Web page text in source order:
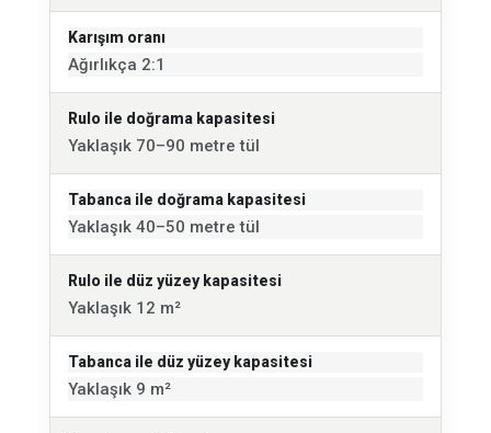
Karışım oranı
Ağırlıkça 2:1
Rulo ile doğrama kapasitesi
Yaklaşık 70–90 metre tül
Tabanca ile doğrama kapasitesi
Yaklaşık 40–50 metre tül
Rulo ile düz yüzey kapasitesi
Yaklaşık 12 m²
Tabanca ile düz yüzey kapasitesi
Yaklaşık 9 m²